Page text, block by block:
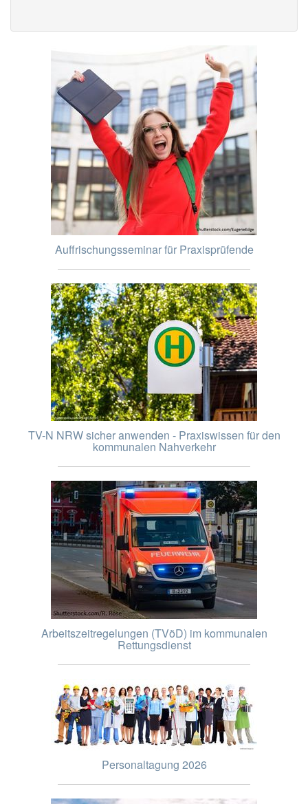
Auffrischungsseminar für Praxisprüfende
TV-N NRW sicher anwenden - Praxiswissen für den
kommunalen Nahverkehr
Arbeitszeitregelungen (TVöD) im kommunalen
Rettungsdienst
Personaltagung 2026